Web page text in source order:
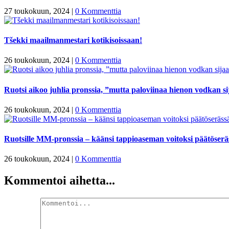
27 toukokuun, 2024 | 0 Kommenttia
Tšekki maailmanmestari kotikisoissaan!
26 toukokuun, 2024 | 0 Kommenttia
Ruotsi aikoo juhlia pronssia, ”mutta paloviinaa hienon vodkan
26 toukokuun, 2024 | 0 Kommenttia
Ruotsille MM-pronssia – käänsi tappioaseman voitoksi
26 toukokuun, 2024 | 0 Kommenttia
Kommentoi aihetta...